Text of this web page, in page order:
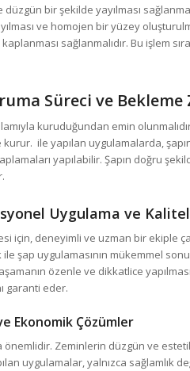
düzgün bir şekilde yayılması
ve homojen bir yüzey
sağlanmalıdır. Bu işlem
Süreci ve Bekleme
kuruduğundan emin
kurur. ile yapılan uygulamalarda,
yapılabilir. Şapın doğru
Uygulama ve
için, deneyimli ve uzman bir
şap uygulamasının mükemmel
özenle ve dikkatlice
garanti eder.
Ekonomik Çözümler
önemlidir. Zeminlerin düzgün ve
uygulamalar, yalnızca sağlamlık